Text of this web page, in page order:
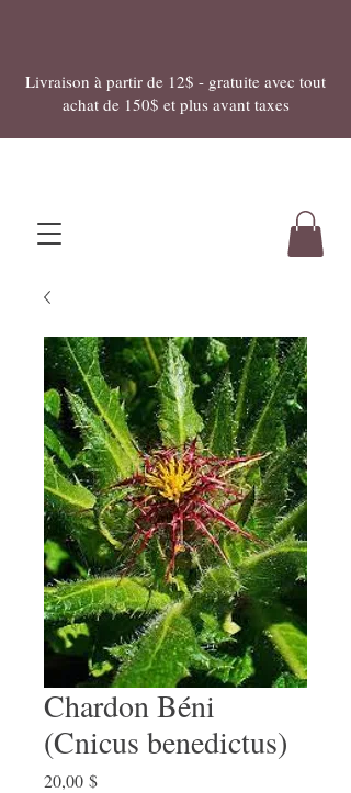
Livraison à partir de 12$ - gratuite avec tout
achat de 150$ et plus avant taxes
Chardon Béni
(Cnicus benedictus)
20,00 $Prix